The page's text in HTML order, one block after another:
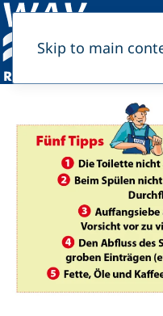
Skip to main